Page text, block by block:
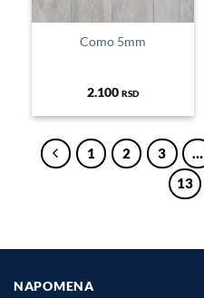
Como 5mm
2.100 RSD
1 2 3 …
13
NAPOMENA